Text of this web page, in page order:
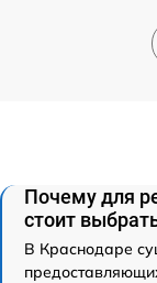
Почему для
стоит
В Краснодаре